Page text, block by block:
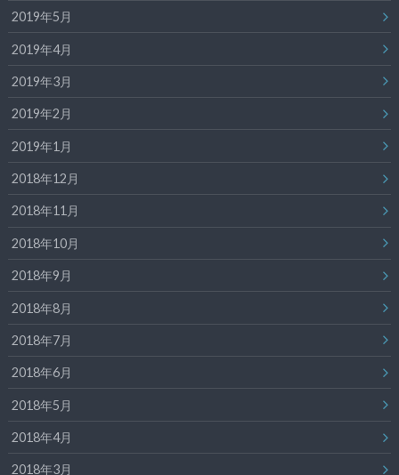
2019年5月
2019年4月
2019年3月
2019年2月
2019年1月
2018年12月
2018年11月
2018年10月
2018年9月
2018年8月
2018年7月
2018年6月
2018年5月
2018年4月
2018年3月